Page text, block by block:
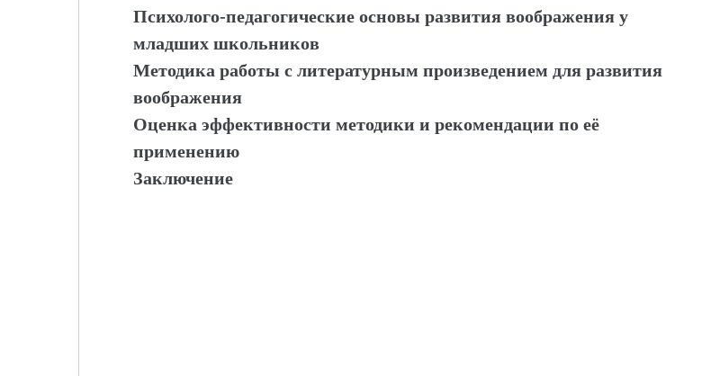
Психолого-педагогические основы развития воображения у
младших школьников
Методика работы с литературным произведением для развития
воображения
Оценка эффективности методики и рекомендации по её
применению
Заключение